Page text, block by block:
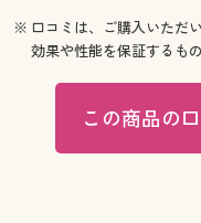
※ 口コミは、ご購入いただ
効果や性能を保証するも
この商品の